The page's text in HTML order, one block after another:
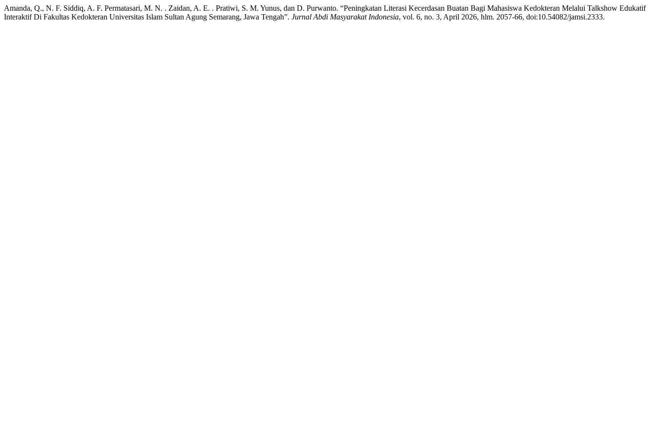
Amanda, Q., N. F. Siddiq, A. F. Permatasari, M. N. . Zaidan, A. E. . Pratiwi, S. M. Yunus, dan D. Purwanto. “Peningkatan Literasi Kecerdasan Buatan Bagi Mahasiswa Kedokteran Melalui Talkshow Edukatif
Interaktif Di Fakultas Kedokteran Universitas Islam Sultan Agung Semarang, Jawa Tengah”. Jurnal Abdi Masyarakat Indonesia, vol. 6, no. 3, April 2026, hlm. 2057-66, doi:10.54082/jamsi.2333.